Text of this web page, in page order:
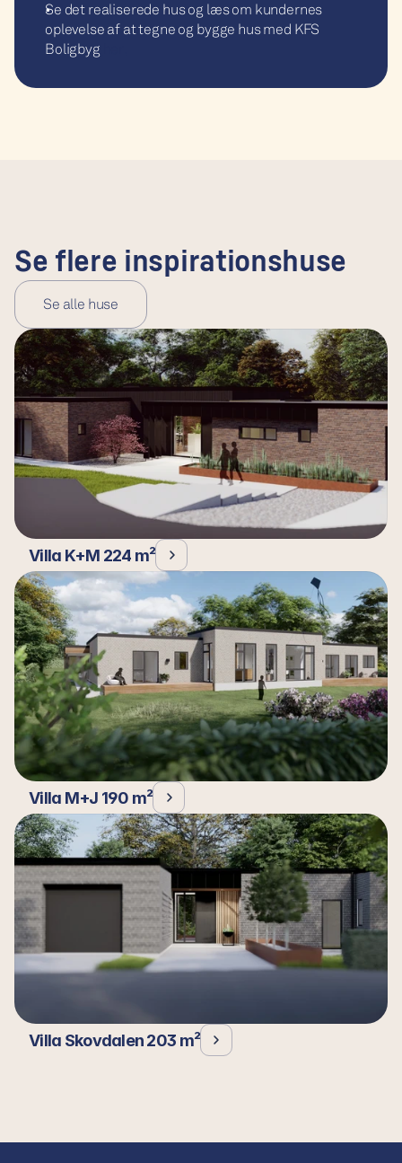
Se det realiserede hus og læs om kundernes
oplevelse af at tegne og bygge hus med KFS
Boligbyg
Se flere inspirationshuse
Se alle huse
Villa K+M 224 m²
Villa M+J 190 m²
Villa Skovdalen 203 m²